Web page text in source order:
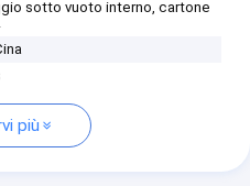
sotto vuoto interno, cartone
più